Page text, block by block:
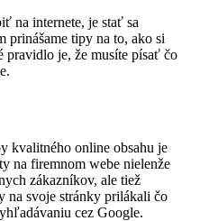
na internete, je stať sa
tipy na to, ako si
pravidlo je, že musíte písať čo
kvalitného online obsahu je
na firemnom webe nielenže
zákazníkov, ale tiež
na svoje stránky prilákali čo
cez Google.